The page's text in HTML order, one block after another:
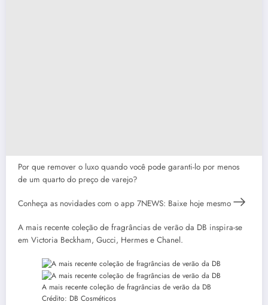
Por que remover o luxo quando você pode garanti-lo por menos
de um quarto do preço de varejo?
Conheça as novidades com o app 7NEWS: Baixe hoje mesmo
A mais recente coleção de fragrâncias de verão da DB inspira-se
em Victoria Beckham, Gucci, Hermes e Chanel.
A mais recente coleção de fragrâncias de verão da DB
Crédito: DB Cosméticos